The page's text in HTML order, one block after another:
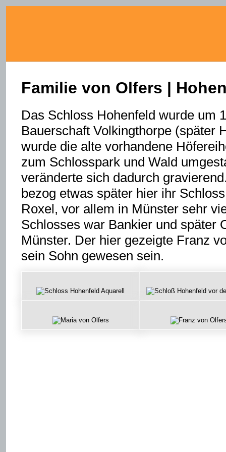
Familie von Olfers |
Das Schloss Hohenfeld wurde um
Bauerschaft Volkingthorpe (später
wurde die alte vorhandene
zum Schlosspark und Wald
veränderte sich dadurch
bezog etwas später hier ihr
Roxel, vor allem in Münster sehr
Schlosses war Bankier und später
Münster. Der hier gezeigte Franz
sein Sohn gewesen sein.